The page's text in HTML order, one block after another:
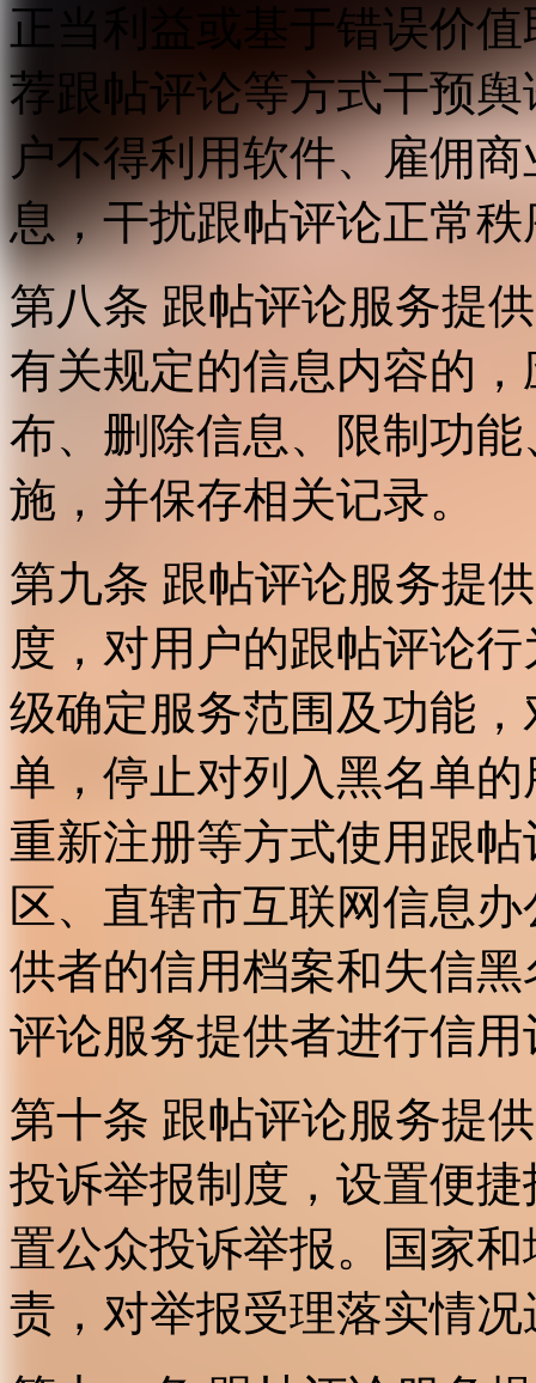
正当利益或基于错误价
荐跟帖评论等方式干预
户不得利用软件、雇佣
息，干扰跟帖评论正常
第八条 跟帖评论服务提
有关规定的信息内容的
布、删除信息、限制功
施，并保存相关记录。
第九条 跟帖评论服务提
度，对用户的跟帖评论
级确定服务范围及功能
单，停止对列入黑名单
重新注册等方式使用跟
区、直辖市互联网信息
供者的信用档案和失信
评论服务提供者进行信用
第十条 跟帖评论服务提
投诉举报制度，设置便
置公众投诉举报。国家
责，对举报受理落实情